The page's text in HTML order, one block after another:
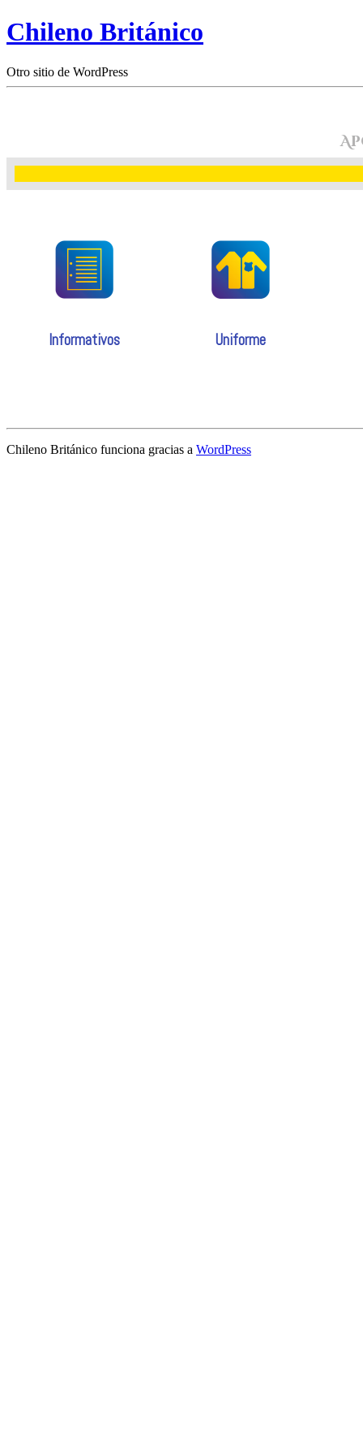
Chileno Británico
Otro sitio de WordPress
Informativos Uniforme
Chileno Británico funciona gracias a WordPress